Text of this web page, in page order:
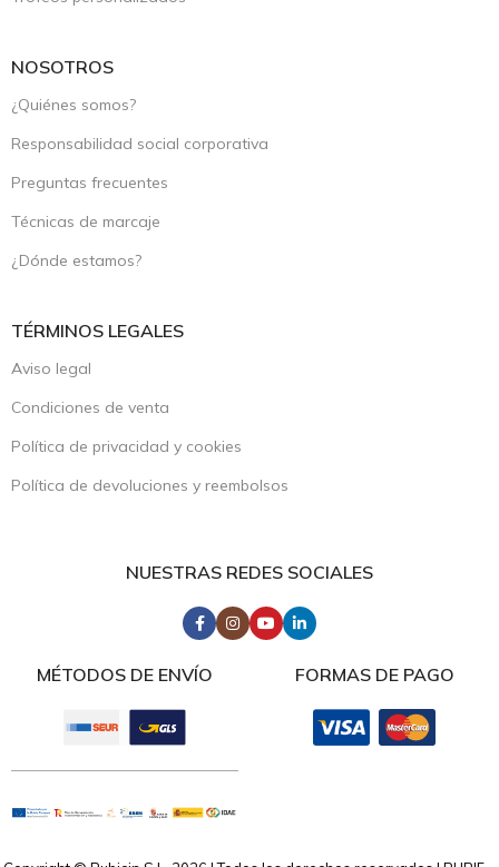
NOSOTROS
¿Quiénes somos?
Responsabilidad social corporativa
Preguntas frecuentes
Técnicas de marcaje
¿Dónde estamos?
TÉRMINOS LEGALES
Aviso legal
Condiciones de venta
Política de privacidad y cookies
Política de devoluciones y reembolsos
FORMAS DE PAGO
MÉTODOS DE ENVÍO
NUESTRAS REDES SOCIALES